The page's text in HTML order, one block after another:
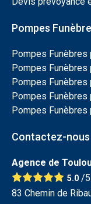
Pompes
Pompes Funèbres
Pompes
Pompes
Pompes Funèbres
Pompes
Contactez-nous
Agence de
5.0 /
83 Chemin de